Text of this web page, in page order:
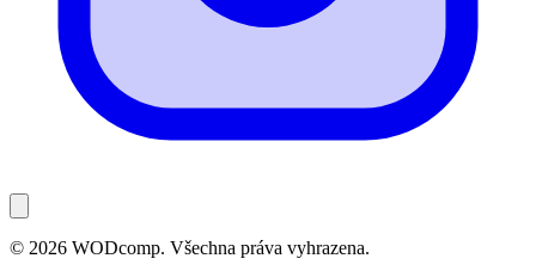
© 2026 WODcomp. Všechna práva vyhrazena.